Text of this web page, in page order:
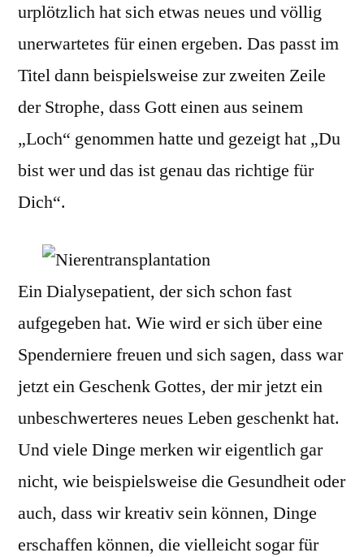
urplötzlich hat sich etwas neues und völlig
unerwartetes für einen ergeben. Das passt im
Titel dann beispielsweise zur zweiten Zeile
der Strophe, dass Gott einen aus seinem
„Loch“ genommen hatte und gezeigt hat „Du
bist wer und das ist genau das richtige für
Dich“.
Ein Dialysepatient, der sich schon fast
aufgegeben hat. Wie wird er sich über eine
Spenderniere freuen und sich sagen, dass war
jetzt ein Geschenk Gottes, der mir jetzt ein
unbeschwerteres neues Leben geschenkt hat.
Und viele Dinge merken wir eigentlich gar
nicht, wie beispielsweise die Gesundheit oder
auch, dass wir kreativ sein können, Dinge
erschaffen können, die vielleicht sogar für